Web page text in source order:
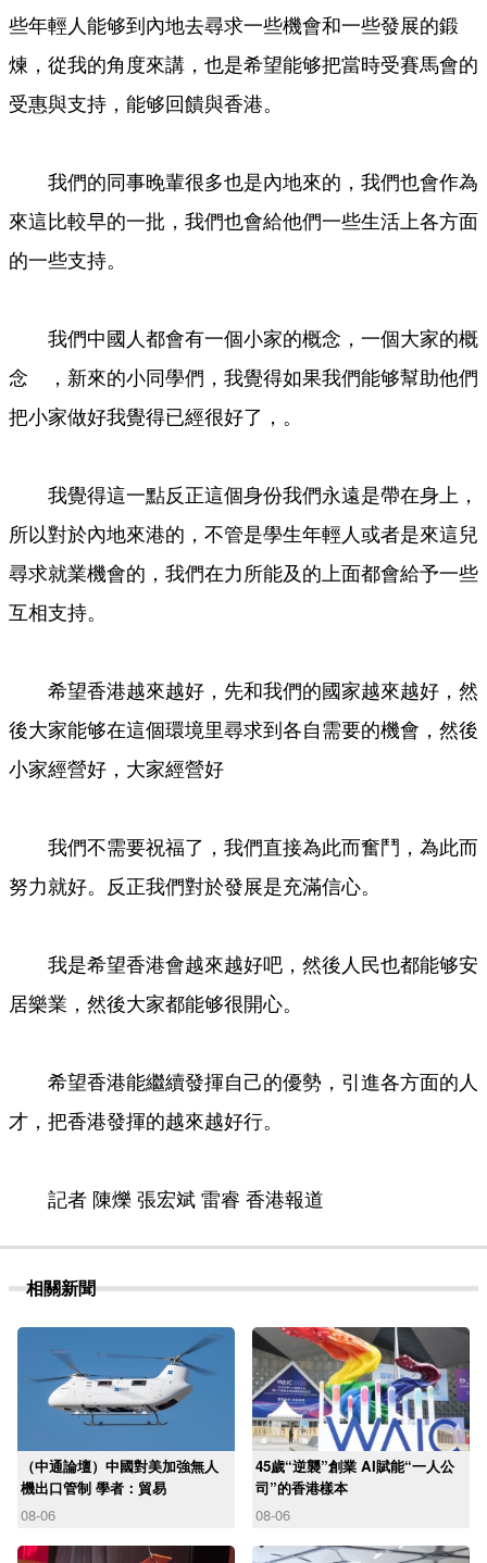
些年輕人能够到內地去尋求一些機會和一些發展的鍛
煉，從我的角度來講，也是希望能够把當時受賽馬會的
受惠與支持，能够回饋與香港。
我們的同事晚輩很多也是內地來的，我們也會作為
來這比較早的一批，我們也會給他們一些生活上各方面
的一些支持。
我們中國人都會有一個小家的概念，一個大家的概
念 ，新來的小同學們，我覺得如果我們能够幫助他們
把小家做好我覺得已經很好了，。
我覺得這一點反正這個身份我們永遠是帶在身上，
所以對於內地來港的，不管是學生年輕人或者是來這兒
尋求就業機會的，我們在力所能及的上面都會給予一些
互相支持。
希望香港越來越好，先和我們的國家越來越好，然
後大家能够在這個環境里尋求到各自需要的機會，然後
小家經營好，大家經營好
我們不需要祝福了，我們直接為此而奮鬥，為此而
努力就好。反正我們對於發展是充滿信心。
我是希望香港會越來越好吧，然後人民也都能够安
居樂業，然後大家都能够很開心。
希望香港能繼續發揮自己的優勢，引進各方面的人
才，把香港發揮的越來越好行。
記者 陳爍 張宏斌 雷睿 香港報道
相關新聞
（中通論壇）中國對美加強無人
機出口管制 學者：貿易
08-06
45歲“逆襲”創業 AI賦能“一人公
司”的香港樣本
08-06